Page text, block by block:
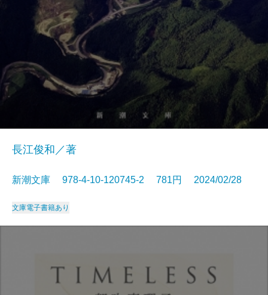
長江俊和／著
新潮文庫 978-4-10-120745-2 781円 2024/02/28
文庫電子書籍あり